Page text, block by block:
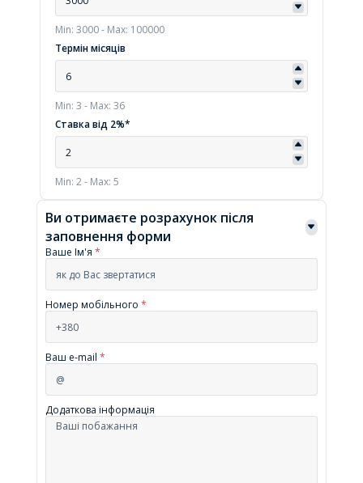
Min: 3000 - Max: 100000
Термін місяців
Min: 3 - Max: 36
Ставка від 2%*
Min: 2 - Max: 5
Ви отримаєте розрахунок після
заповнення форми
Ваше Ім'я *
Номер мобільного *
Ваш e-mail *
Додаткова інформація